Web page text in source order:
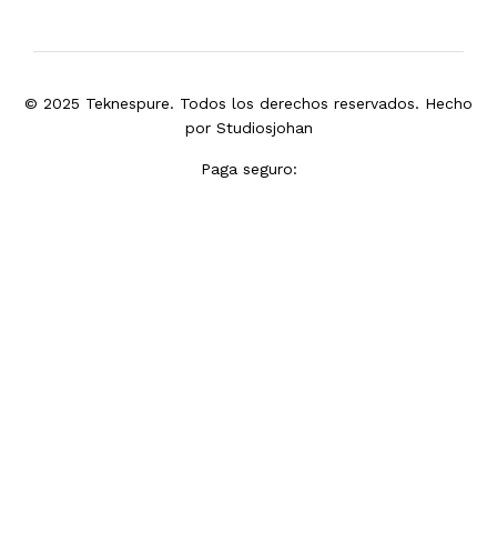
© 2025 Teknespure. Todos los derechos reservados. Hecho
por Studiosjohan
Paga seguro: